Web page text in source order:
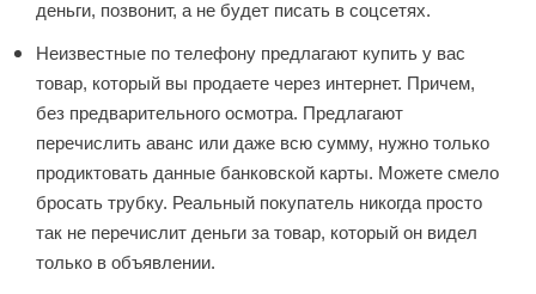
деньги, позвонит, а не будет писать в соцсетях.
Неизвестные по телефону предлагают купить у вас
товар, который вы продаете через интернет. Причем,
без предварительного осмотра. Предлагают
перечислить аванс или даже всю сумму, нужно только
продиктовать данные банковской карты. Можете смело
бросать трубку. Реальный покупатель никогда просто
так не перечислит деньги за товар, который он видел
только в объявлении.